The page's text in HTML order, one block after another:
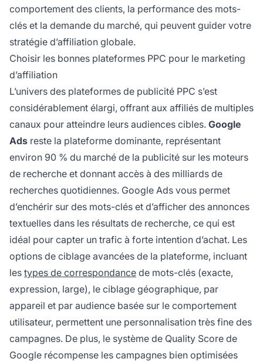
comportement des clients, la performance des mots-
clés et la demande du marché, qui peuvent guider votre
stratégie d’affiliation globale.
Choisir les bonnes plateformes PPC pour le marketing
d’affiliation
L’univers des plateformes de publicité PPC s’est
considérablement élargi, offrant aux affiliés de multiples
canaux pour atteindre leurs audiences cibles. Google
Ads reste la plateforme dominante, représentant
environ 90 % du marché de la publicité sur les moteurs
de recherche et donnant accès à des milliards de
recherches quotidiennes. Google Ads vous permet
d’enchérir sur des mots-clés et d’afficher des annonces
textuelles dans les résultats de recherche, ce qui est
idéal pour capter un trafic à forte intention d’achat. Les
options de ciblage avancées de la plateforme, incluant
les types de correspondance de mots-clés (exacte,
expression, large), le ciblage géographique, par
appareil et par audience basée sur le comportement
utilisateur, permettent une personnalisation très fine des
campagnes. De plus, le système de Quality Score de
Google récompense les campagnes bien optimisées